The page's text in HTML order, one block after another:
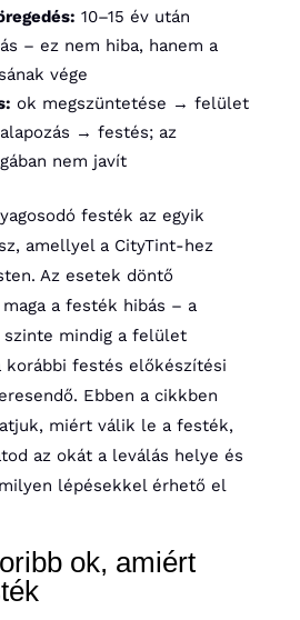
10–15 év után
– ez nem hiba, hanem a
vége
ok megszüntetése → felület
→ festés; az
nem javít
festék az egyik
amellyel a CityTint-hez
Az esetek döntő
a festék hibás – a
szinte mindig a felület
korábbi festés előkészítési
Ebben a cikkben
miért válik le a festék,
az okát a leválás helye és
lépésekkel érhető el
ok, amiért